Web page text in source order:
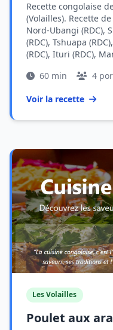
Recette congolaise
(Volailles). Recette
Nord-Ubangi (RDC),
(RDC), Tshuapa
(RDC), Ituri (RDC),
60 min
4
Voir la recette
Les Volailles
Poulet aux